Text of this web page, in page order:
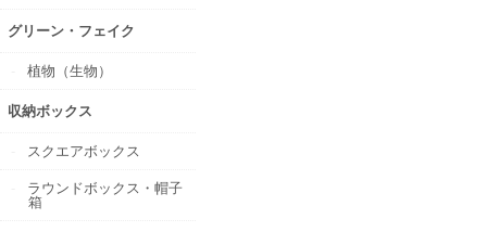
グリーン・フェイク
植物（生物）
収納ボックス
スクエアボックス
ラウンドボックス・帽子
箱